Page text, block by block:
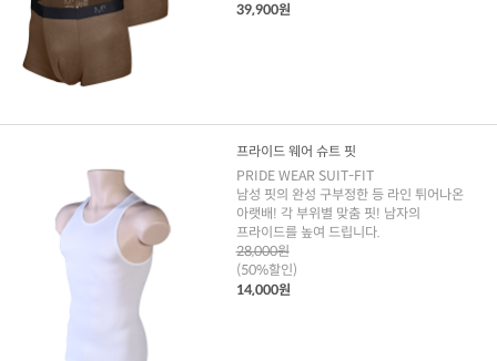
39,900원
프라이드 웨어 슈트 핏
PRIDE WEAR SUIT-FIT
남성 핏의 완성 구부정한 등 라인 튀어나온
아랫배! 각 부위별 맞춤 핏! 남자의
프라이드를 높여 드립니다.
28,000원
(50%할인)
14,000원